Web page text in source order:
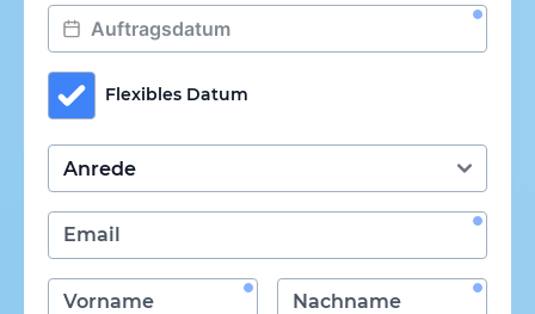
Flexibles Datum